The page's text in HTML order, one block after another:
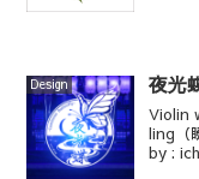
Design 夜光
Violin
ling（
by :